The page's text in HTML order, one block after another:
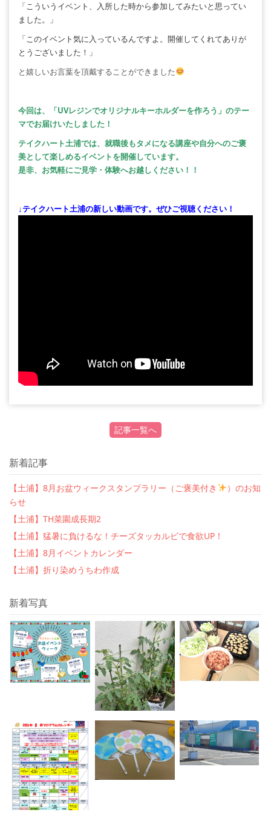
「こういうイベント、入所した時から参加してみたいと思ってい
ました。」
「このイベント気に入っているんですよ。開催してくれてありが
とうございました！」
と嬉しいお言葉を頂戴することができました
今回は、「UVレジンでオリジナルキーホルダーを作ろう」のテー
マでお届けいたしました！
テイクハート土浦では、就職後もタメになる講座や自分へのご褒
美として楽しめるイベントを開催しています。
是非、お気軽にご見学・体験へお越しください！！
↓テイクハート土浦の新しい動画です。ぜひご視聴ください！
記事一覧へ
新着記事
【土浦】8月お盆ウィークスタンプラリー（ご褒美付き
）のお知
らせ
【土浦】TH菜園成長期2
【土浦】猛暑に負けるな！チーズタッカルビで食欲UP！
【土浦】8月イベントカレンダー
【土浦】折り染めうちわ作成
新着写真